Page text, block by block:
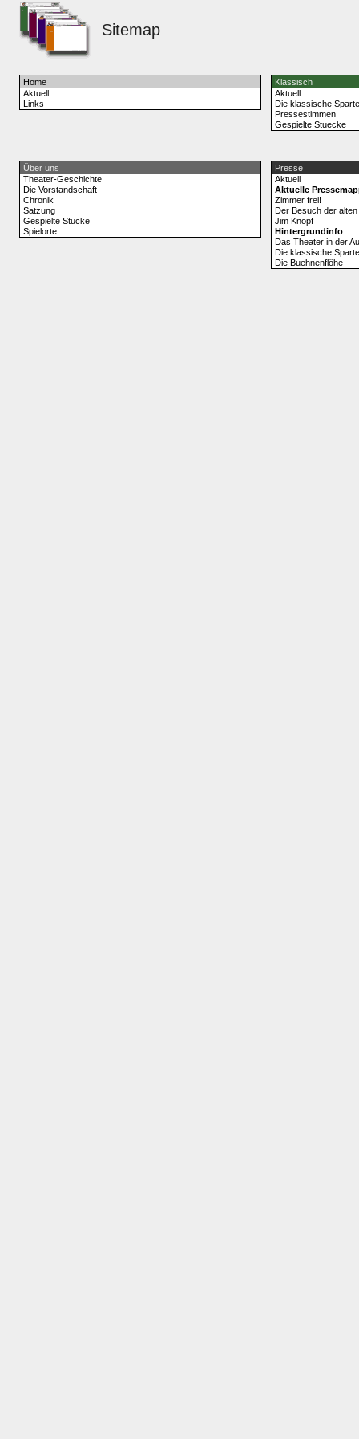
Sitemap
Home
Aktuell
Links
Klassisch
Aktuell
Die klassische Sparte
Pressestimmen
Gespielte Stuecke
Über uns
Theater-Geschichte
Die Vorstandschaft
Chronik
Satzung
Gespielte Stücke
Spielorte
Presse
Aktuell
Aktuelle
Zimmer frei!
Der Besuch der alten
Jim Knopf
Hintergrundinfo
Das Theater in der
Die klassische Sparte
Die Buehnenflöhe